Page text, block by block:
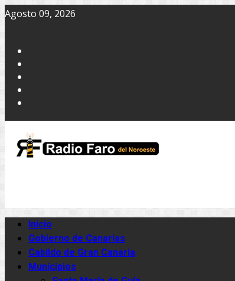
Agosto 09, 2026
Inicio
Gobierno de Canarias
Cabildo de Gran Canaria
Municipios